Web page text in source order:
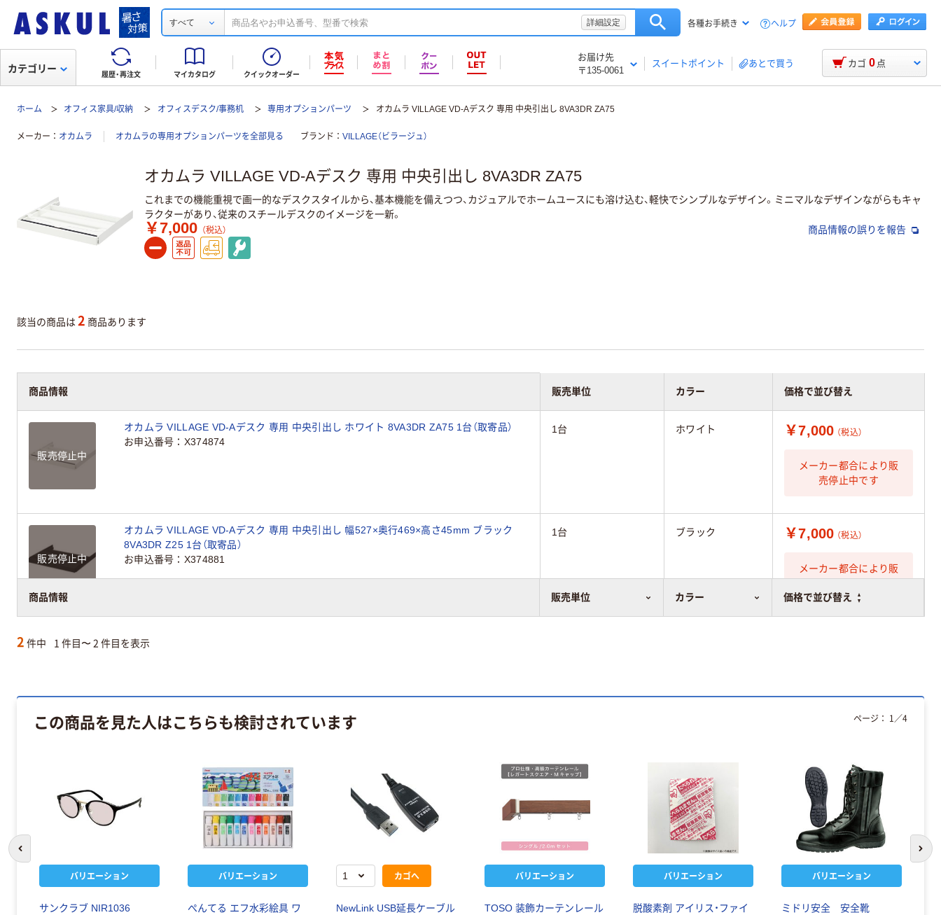
すべて 詳細設定 各種お手続き ヘルプ
履歴・再注文 マイカタログ クイックオーダー
お届け先
〒135-0061
スイートポイント あとで買う
カテゴリー カゴ 0 点
ホーム オフィス家具/収納 オフィスデスク/事務机 専用オプションパーツ オカムラ VILLAGE VD-Aデスク 専用 中央引出し 8VA3DR ZA75
メーカー オカムラ オカムラの専用オプションパーツを全部見る ブランド VILLAGE（ビラージュ）
オカムラ VILLAGE VD-Aデスク 専用 中央引出し 8VA3DR ZA75
これまでの機能重視で画一的なデスクスタイルから、基本機能を備えつつ、カジュアルでホームユースにも溶け込む、軽快でシンプルなデザイン。ミニマルなデザインながらもキャ
ラクターがあり、従来のスチールデスクのイメージを一新。
￥7,000 （税込） 商品情報の誤りを報告
該当の商品は 2 商品あります
商品情報 販売単位 カラー 価格で並び替え
商品情報 販売単位 カラー 価格で並び替え
販売停止中
オカムラ VILLAGE VD-Aデスク 専用 中央引出し ホワイト 8VA3DR ZA75 1台（取寄品）
お申込番号
X374874
1台 ホワイト ￥7,000 （税込）
メーカー都合により販
売停止中です
販売停止中
オカムラ VILLAGE VD-Aデスク 専用 中央引出し 幅527×奥行469×高さ45mm ブラック
8VA3DR Z25 1台（取寄品）
お申込番号
X374881
1台 ブラック ￥7,000 （税込）
メーカー都合により販
2 件中 1 件目〜 2 件目を表示
この商品を見た人はこちらも検討されています
バリエーション
サンクラブ NIR1036
バリエーション
ぺんてる エフ水彩絵具 ワ
カゴへ
NewLink USB延長ケーブル
バリエーション
TOSO 装飾カーテンレール
バリエーション
脱酸素剤 アイリス・ファイ
バリエーション
ミドリ安全 安全靴
ページ： 1 ／4
前のスライドへ 次